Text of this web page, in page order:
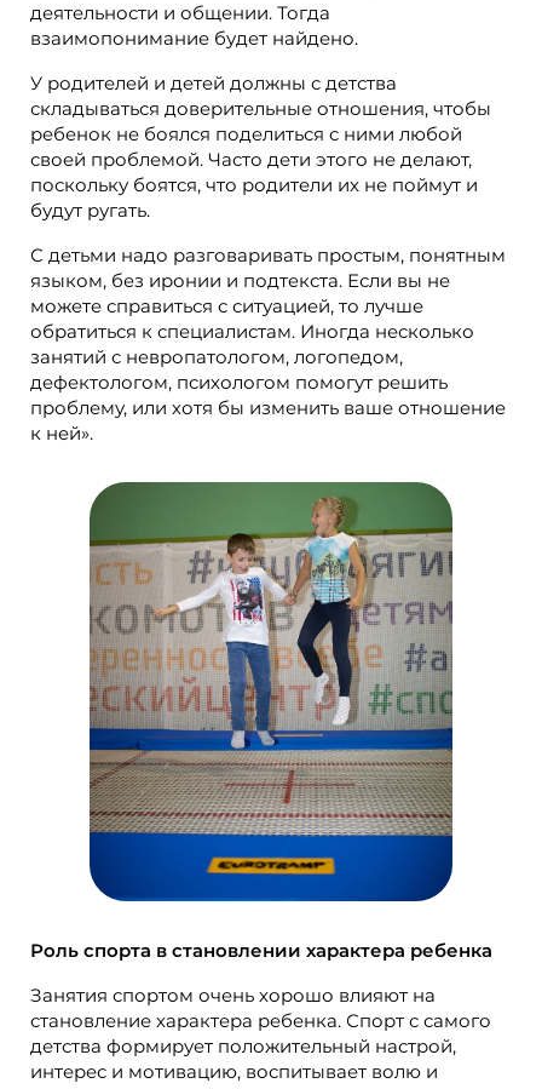
деятельности и общении. Тогда
взаимопонимание будет найдено.
У родителей и детей должны с детства
складываться доверительные отношения, чтобы
ребенок не боялся поделиться с ними любой
своей проблемой. Часто дети этого не делают,
поскольку боятся, что родители их не поймут и
будут ругать.
С детьми надо разговаривать простым, понятным
языком, без иронии и подтекста. Если вы не
можете справиться с ситуацией, то лучше
обратиться к специалистам. Иногда несколько
занятий с невропатологом, логопедом,
дефектологом, психологом помогут решить
проблему, или хотя бы изменить ваше отношение
к ней».
Роль спорта в становлении характера ребенка
Занятия спортом очень хорошо влияют на
становление характера ребенка. Спорт с самого
детства формирует положительный настрой,
интерес и мотивацию, воспитывает волю и